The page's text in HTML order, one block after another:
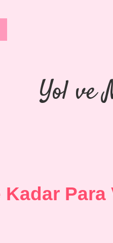
Yol ve
Para